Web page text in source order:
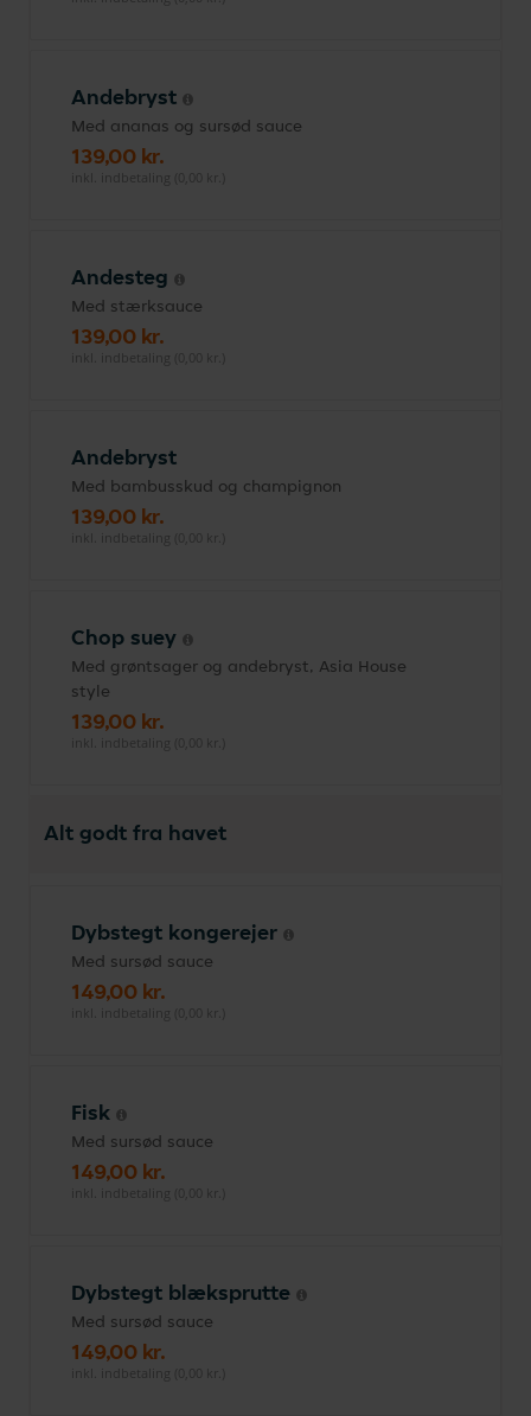
Andebryst
Med ananas og sursød sauce
139,00 kr.
inkl. indbetaling (0,00 kr.)
Andesteg
Med stærksauce
139,00 kr.
inkl. indbetaling (0,00 kr.)
Andebryst
Med bambusskud og champignon
139,00 kr.
inkl. indbetaling (0,00 kr.)
Chop suey
Med grøntsager og andebryst, Asia House
style
139,00 kr.
inkl. indbetaling (0,00 kr.)
Alt godt fra havet
Dybstegt kongerejer
Med sursød sauce
149,00 kr.
inkl. indbetaling (0,00 kr.)
Fisk
Med sursød sauce
149,00 kr.
inkl. indbetaling (0,00 kr.)
Dybstegt blæksprutte
Med sursød sauce
149,00 kr.
inkl. indbetaling (0,00 kr.)